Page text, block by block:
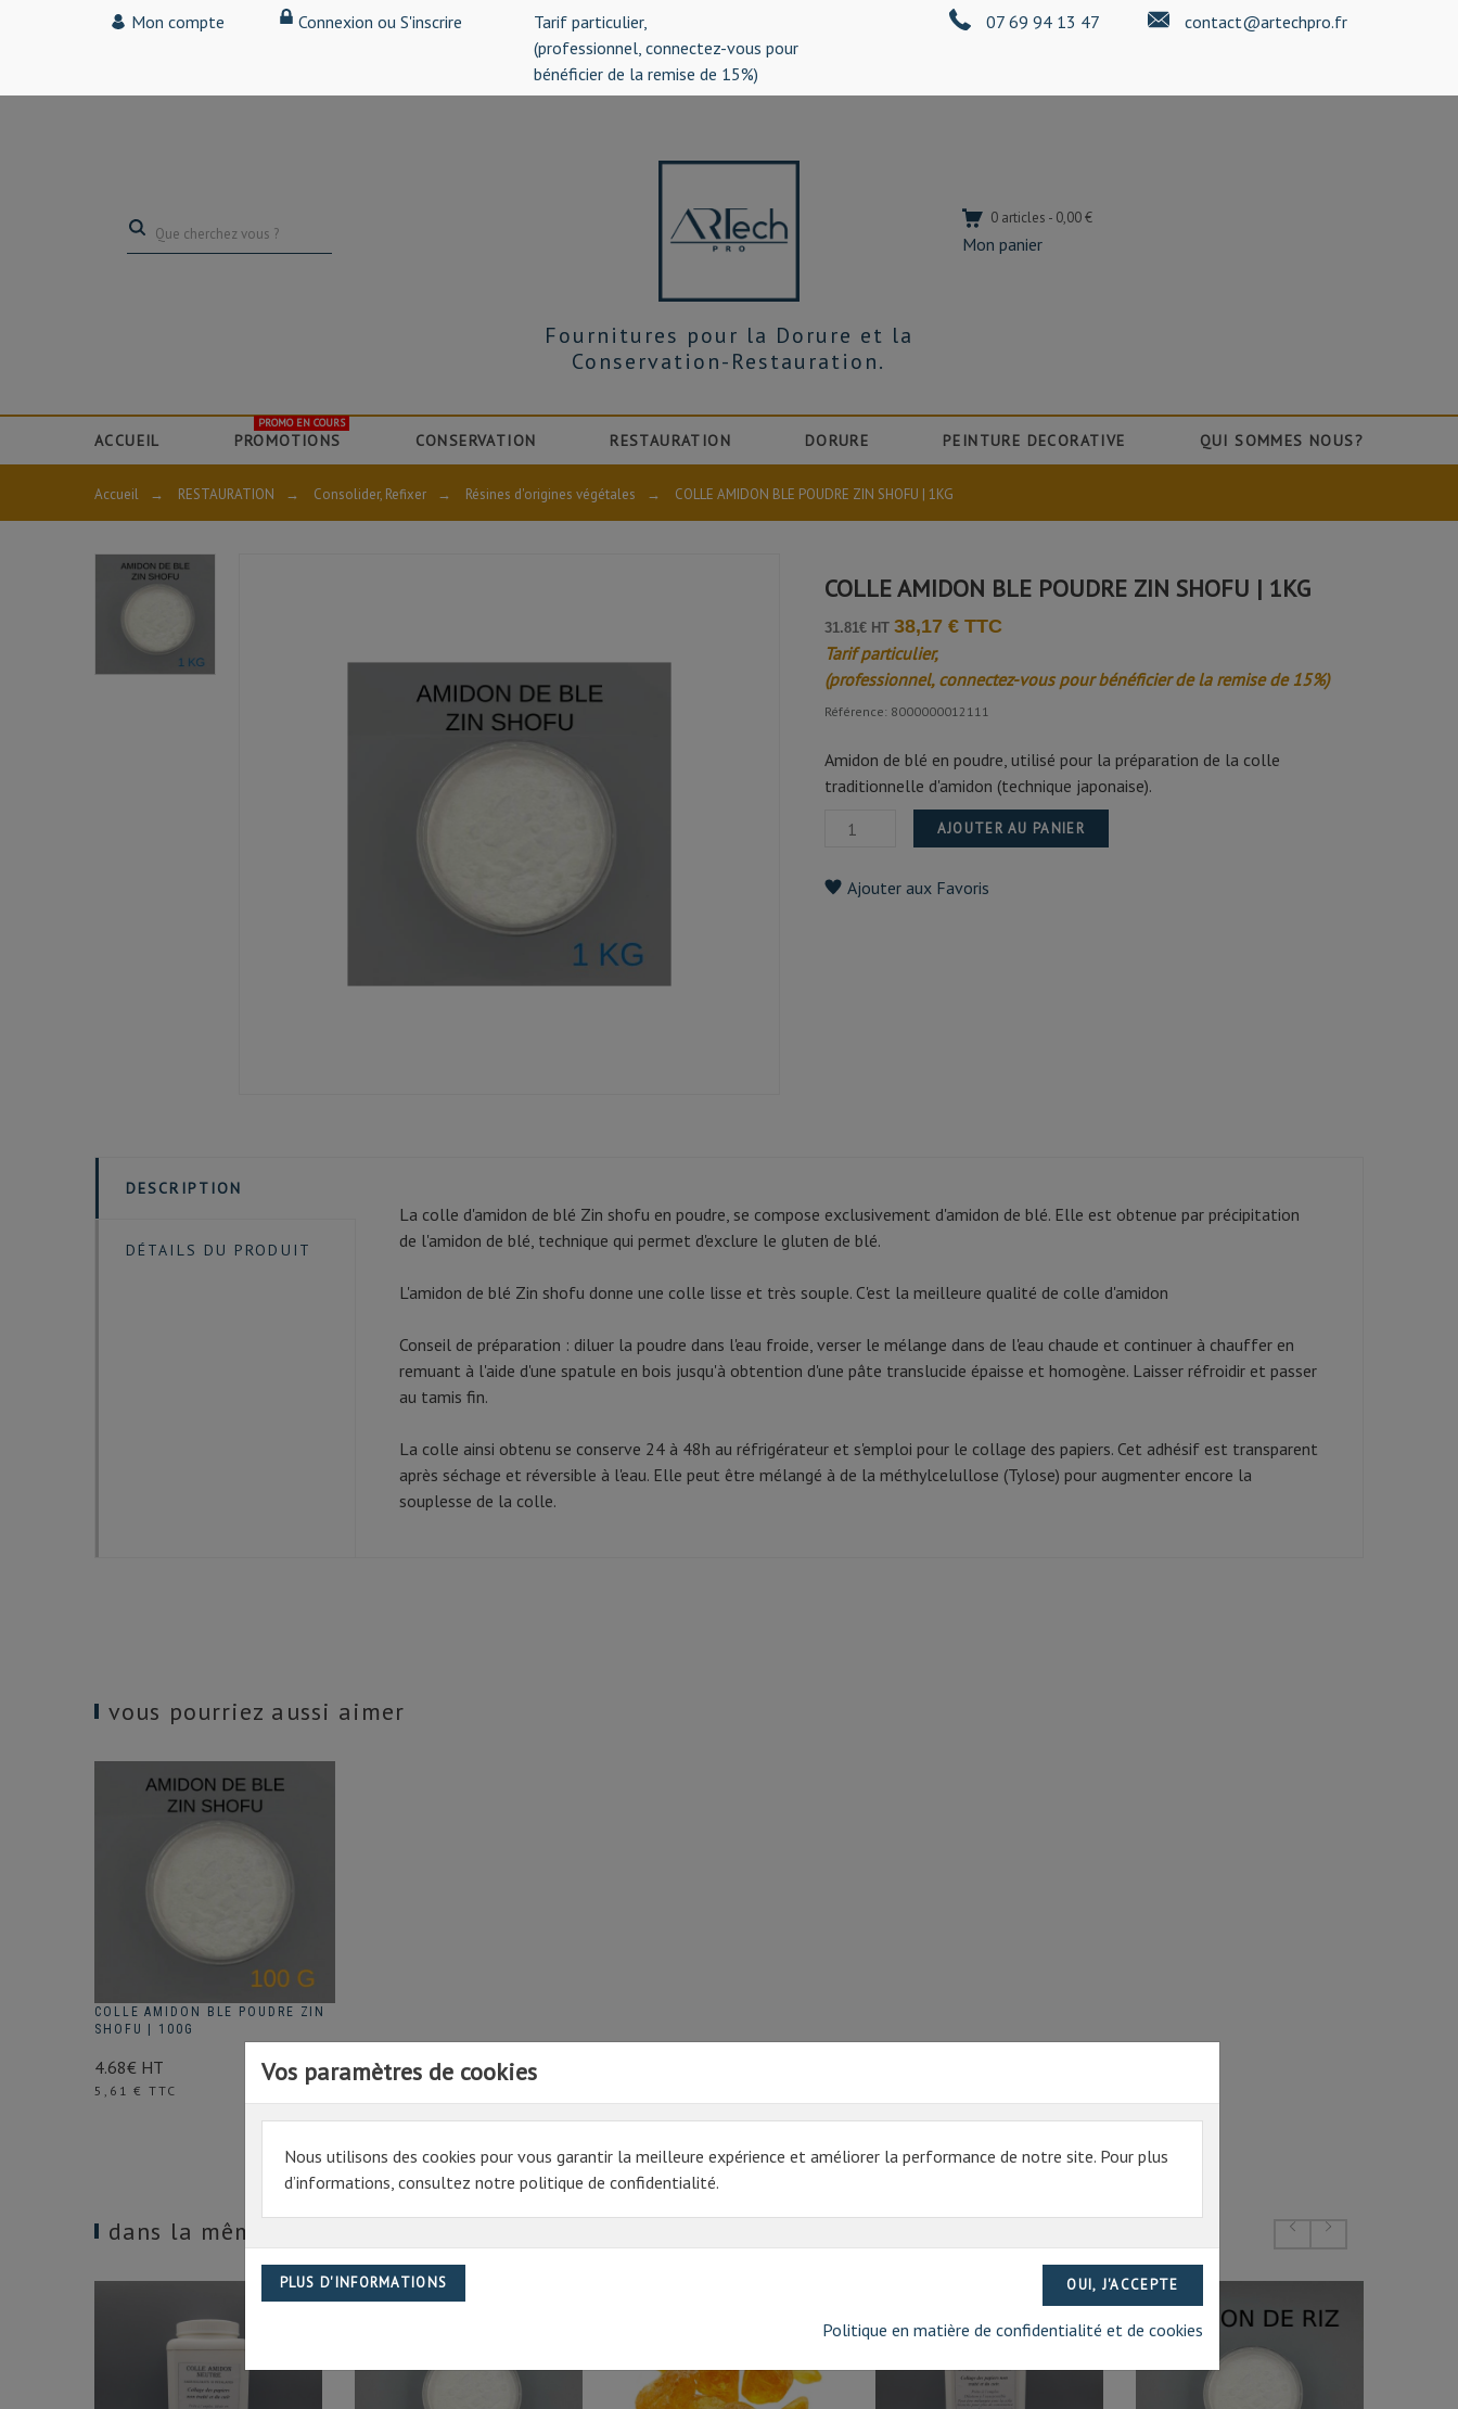
Mon compte Connexion ou S'inscrire
Tarif particulier,
(professionnel, connectez-vous pour
bénéficier de la remise de 15%)
07 69 94 13 47 contact@artechpro.fr
0 articles - 0,00 €
Mon panier
Fournitures pour la Dorure et la
Conservation-Restauration.
ACCUEIL PROMOTIONS
PROMO EN COURS
CONSERVATION RESTAURATION DORURE PEINTURE DECORATIVE QUI SOMMES NOUS?
Vos paramètres de cookies
Nous utilisons des cookies pour vous garantir la meilleure expérience et améliorer la performance de notre site. Pour plus
d’informations, consultez notre politique de confidentialité.
Politique en matière de confidentialité et de cookies
Accueil → RESTAURATION → Consolider, Refixer → Résines d'origines végétales → COLLE AMIDON BLE POUDRE ZIN SHOFU | 1KG
COLLE AMIDON BLE POUDRE ZIN SHOFU | 1KG
31.81€ HT 38,17 € TTC
Tarif particulier,
(professionnel, connectez-vous pour bénéficier de la remise de 15%)
Référence: 8000000012111
Amidon de blé en poudre, utilisé pour la préparation de la colle
traditionnelle d'amidon (technique japonaise).
AJOUTER AU PANIER
Ajouter aux Favoris
DESCRIPTION
DÉTAILS DU PRODUIT
La colle d'amidon de blé Zin shofu en poudre, se compose exclusivement d'amidon de blé. Elle est obtenue par précipitation
de l'amidon de blé, technique qui permet d'exclure le gluten de blé.
L'amidon de blé Zin shofu donne une colle lisse et très souple. C'est la meilleure qualité de colle d'amidon
Conseil de préparation : diluer la poudre dans l'eau froide, verser le mélange dans de l'eau chaude et continuer à chauffer en
remuant à l'aide d'une spatule en bois jusqu'à obtention d'une pâte translucide épaisse et homogène. Laisser réfroidir et passer
au tamis fin.
La colle ainsi obtenu se conserve 24 à 48h au réfrigérateur et s'emploi pour le collage des papiers. Cet adhésif est transparent
après séchage et réversible à l'eau. Elle peut être mélangé à de la méthylcelullose (Tylose) pour augmenter encore la
souplesse de la colle.
vous pourriez aussi aimer
COLLE AMIDON BLE POUDRE ZIN
SHOFU | 100G
4.68€ HT
Prix
5,61 € TTC
dans la même catégorie